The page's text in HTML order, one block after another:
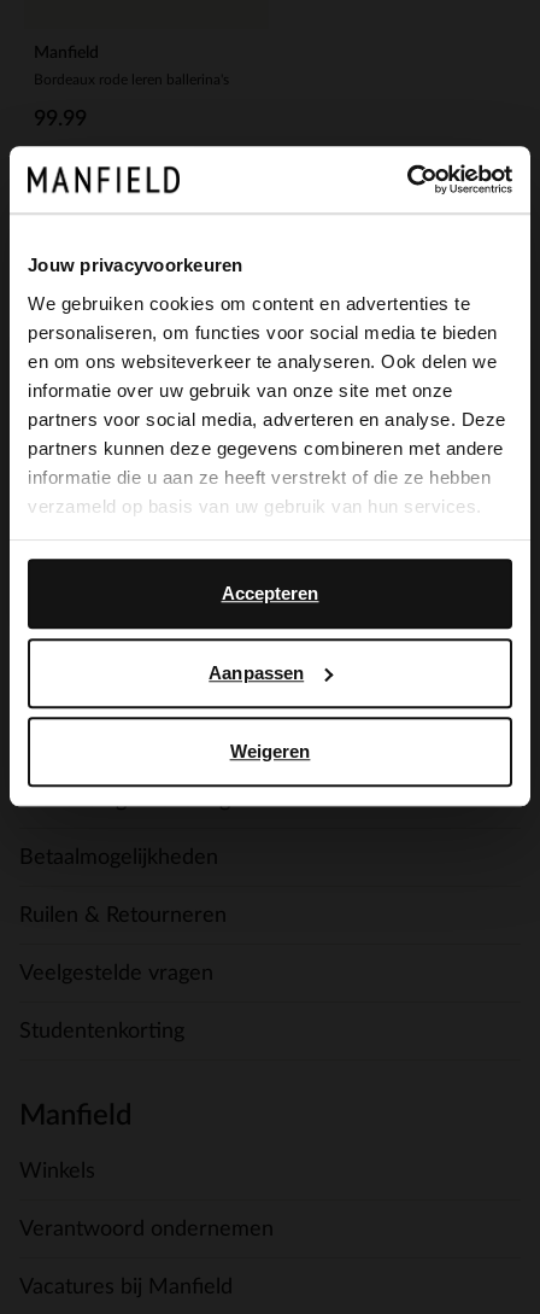
Jouw privacyvoorkeuren
We gebruiken cookies om content en advertenties te
personaliseren, om functies voor social media te bieden
en om ons websiteverkeer te analyseren. Ook delen we
informatie over uw gebruik van onze site met onze
partners voor social media, adverteren en analyse. Deze
partners kunnen deze gegevens combineren met andere
informatie die u aan ze heeft verstrekt of die ze hebben
verzameld op basis van uw gebruik van hun services.
Accepteren
Aanpassen
Weigeren
Manfield
Bordeaux rode leren ballerina's
99.99
De My Manfield
voordelen wachten
op je.
MELD JE AAN VOOR MY MANFIELD
Betaalmogelijkheden
Ruilen & Retourneren
Veelgestelde vragen
Studentenkorting
Manfield
Winkels
Verantwoord ondernemen
Vacatures bij Manfield
×
View this website in English?
It looks like your language isn't Dutch. Would
you like to switch to English?
English